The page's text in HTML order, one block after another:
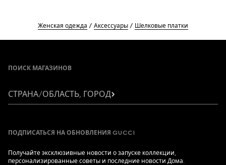
Женская одежда Аксессуары Шелковые платки
ПОИСК МАГАЗИНОВ
СТРАНА/ОБЛАСТЬ, ГОРОД
ПОДПИСАТЬСЯ НА ОБНОВЛЕНИЯ GUCCI
Получайте эксклюзивные новости о запуске коллекции,
персонализированные советы и последние новости Дома.